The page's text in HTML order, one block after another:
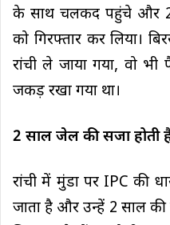
के साथ चलकद पहुंचे और
को गिरफ्तार कर लिया।
रांची ले जाया गया, वो भी
जकड़ रखा गया था।
2 साल जेल की सजा होती
रांची में मुंडा पर IPC की
जाता है और उन्हें 2 साल